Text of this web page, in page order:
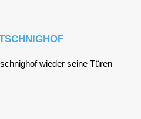
wie­der sei­ne Türen –